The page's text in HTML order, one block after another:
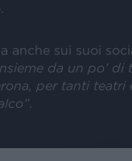
anche sui suoi
da un po’ di
per tanti
.